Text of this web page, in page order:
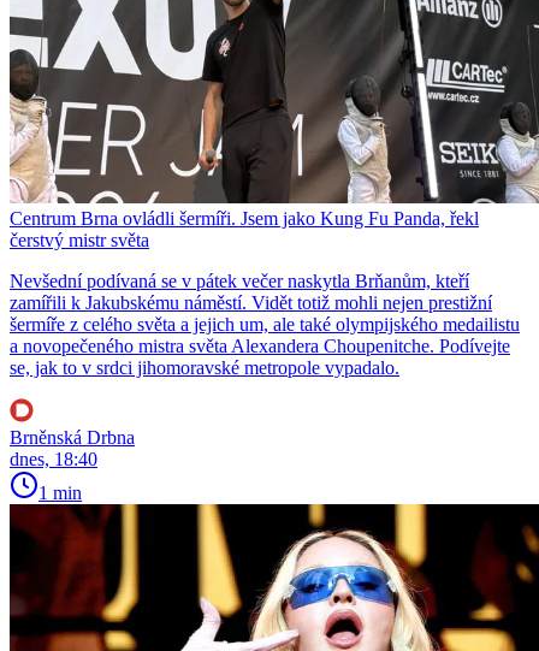
Centrum Brna ovládli šermíři. Jsem jako Kung Fu Panda, řekl
čerstvý mistr světa
Nevšední podívaná se v pátek večer naskytla Brňanům, kteří
zamířili k Jakubskému náměstí. Vidět totiž mohli nejen prestižní
šermíře z celého světa a jejich um, ale také olympijského medailistu
a novopečeného mistra světa Alexandera Choupenitche. Podívejte
se, jak to v srdci jihomoravské metropole vypadalo.
Brněnská Drbna
dnes, 18:40
1 min